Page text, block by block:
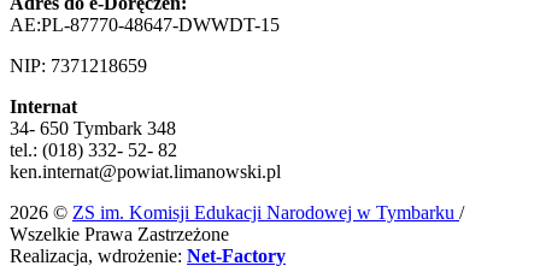
AE:PL-87770-48647-DWWDT-15
NIP: 7371218659
Internat
34- 650 Tymbark 348
tel.: (018) 332- 52- 82
ken.internat@powiat.limanowski.pl
2026 © ZS im. Komisji Edukacji Narodowej w Tymbarku /
Wszelkie Prawa Zastrzeżone
Realizacja, wdrożenie: Net-Factory